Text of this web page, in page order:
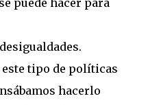
puede hacer para
tipo de políticas
hacerlo